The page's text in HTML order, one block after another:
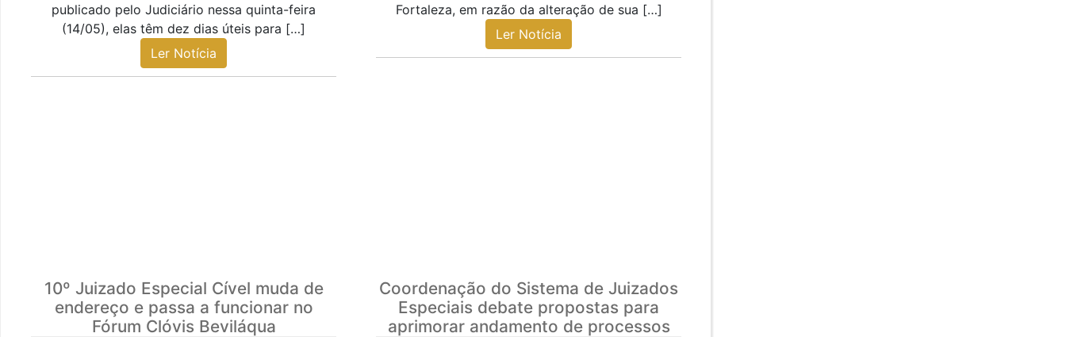
publicado pelo Judiciário nessa quinta-feira
(14/05), elas têm dez dias úteis para […]
Ler Notícia
Fortaleza, em razão da alteração de sua […]
Ler Notícia
10º Juizado Especial Cível muda de
endereço e passa a funcionar no
Fórum Clóvis Beviláqua
Coordenação do Sistema de Juizados
Especiais debate propostas para
aprimorar andamento de processos